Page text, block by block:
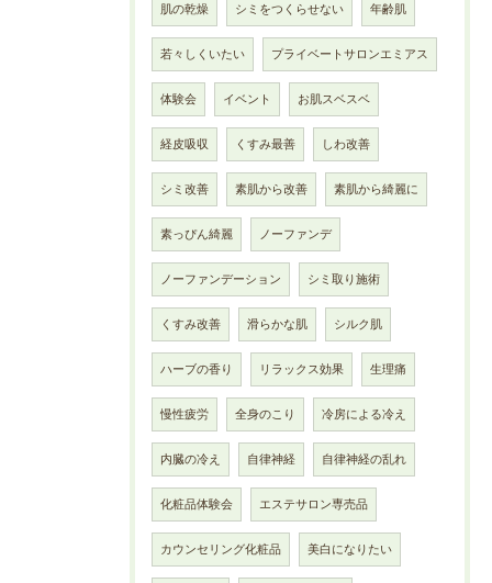
肌の乾燥 シミをつくらせない 年齢肌
若々しくいたい プライベートサロンエミアス
体験会 イベント お肌スベスベ
経皮吸収 くすみ最善 しわ改善
シミ改善 素肌から改善 素肌から綺麗に
素っぴん綺麗 ノーファンデ
ノーファンデーション シミ取り施術
くすみ改善 滑らかな肌 シルク肌
ハーブの香り リラックス効果 生理痛
慢性疲労 全身のこり 冷房による冷え
内臓の冷え 自律神経 自律神経の乱れ
化粧品体験会 エステサロン専売品
カウンセリング化粧品 美白になりたい